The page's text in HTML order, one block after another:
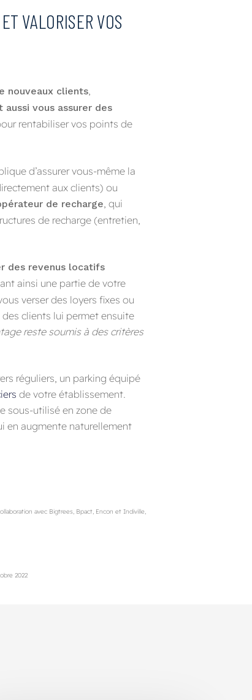
VALORISER VOS
nouveaux clients,
aussi vous assurer des
rentabiliser vos points de
d’assurer vous-même la
aux clients) ou
de recharge, qui
de recharge (entretien,
des revenus locatifs
ainsi une partie de votre
verser des loyers fixes ou
clients lui permet ensuite
reste soumis à des critères
réguliers, un parking équipé
de votre établissement.
sous-utilisé en zone de
en augmente naturellement
avec Bigtrees, Bpact, Encon et Indiville,
2022